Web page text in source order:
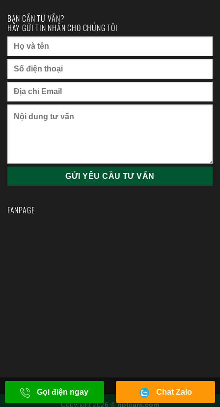
Chat Zalo
Gọi điện ngay
BẠN CẦN TƯ VẤN?
HÃY GỬI TIN NHẮN CHO CHÚNG TÔI
FANPAGE
Copyright 2026 ©nptcare.com